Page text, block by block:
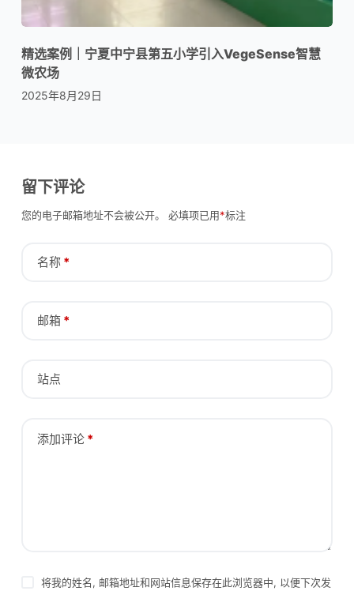
精选案例｜宁夏中宁县第五小学引入VegeSense智慧
微农场
2025年8月29日
留下评论
您的电子邮箱地址不会被公开。 必填项已用*标注
名称*
邮箱*
站点
添加评论*
将我的姓名, 邮箱地址和网站信息保存在此浏览器中, 以便下次发